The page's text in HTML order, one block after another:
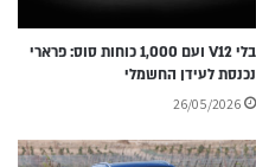
בלי V12 ועם 1,000 כוחות סוס: פרארי
נכנסת לעידן החשמלי
26/05/2026